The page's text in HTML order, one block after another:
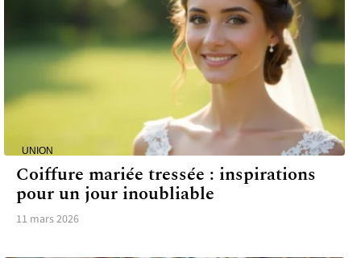
UNION
Coiffure mariée tressée : inspirations
pour un jour inoubliable
11 mars 2026